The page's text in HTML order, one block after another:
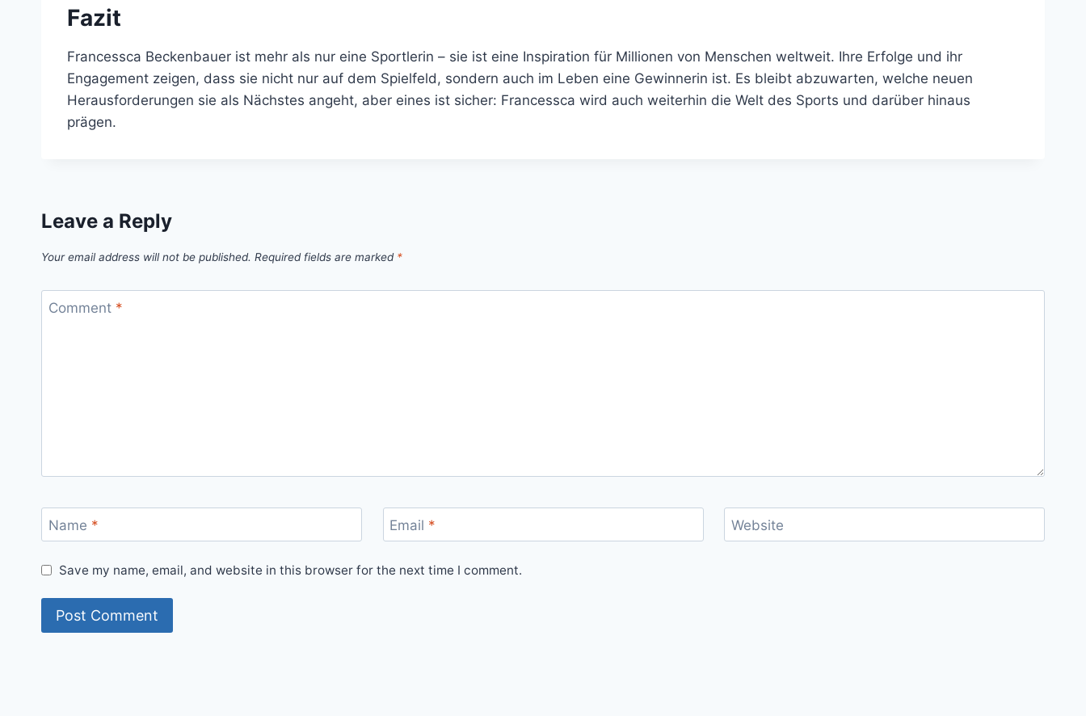
Fazit
Francessca Beckenbauer ist mehr als nur eine Sportlerin – sie ist eine Inspiration für Millionen von Menschen weltweit. Ihre Erfolge und ihr
Engagement zeigen, dass sie nicht nur auf dem Spielfeld, sondern auch im Leben eine Gewinnerin ist. Es bleibt abzuwarten, welche neuen
Herausforderungen sie als Nächstes angeht, aber eines ist sicher: Francessca wird auch weiterhin die Welt des Sports und darüber hinaus
prägen.
Leave a Reply
Your email address will not be published. Required fields are marked *
Comment *
Name * Email * Website
Save my name, email, and website in this browser for the next time I comment.